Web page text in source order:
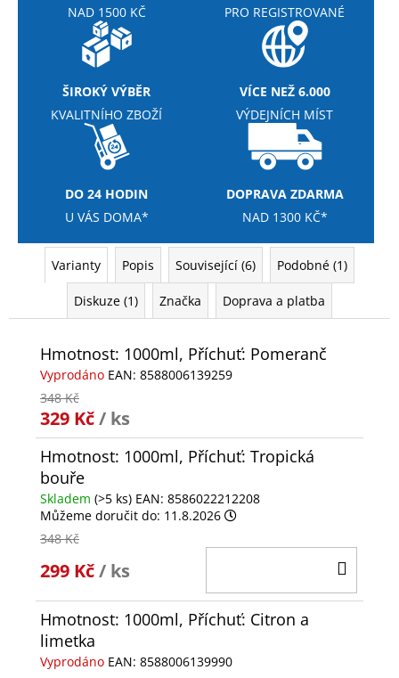
NAD 1500 KČ
PRO REGISTROVANÉ
ŠIROKÝ VÝBĚR
KVALITNÍHO ZBOŽÍ
VÍCE NEŽ 6.000
VÝDEJNÍCH MÍST
DO 24 HODIN
U VÁS DOMA*
DOPRAVA ZDARMA
NAD 1300 KČ*
Varianty Popis Související (6) Podobné (1)
Diskuze (1) Značka Doprava a platba
Hmotnost: 1000ml, Příchuť: Pomeranč
Vyprodáno EAN: 8588006139259
348 Kč
329 Kč/ ks
Hmotnost: 1000ml, Příchuť: Tropická
bouře
Skladem (>5 ks) EAN: 8586022212208
Můžeme doručit do: 11.8.2026
348 Kč
299 Kč/ ks
Hmotnost: 1000ml, Příchuť: Citron a
limetka
Vyprodáno EAN: 8588006139990